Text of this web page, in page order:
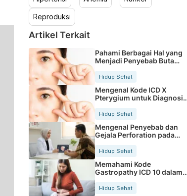
Reproduksi
Artikel Terkait
Pahami Berbagai Hal yang
Menjadi Penyebab Buta
Hidup Sehat
Mengenal Kode ICD X
Pterygium untuk Diagnosis
Hidup Sehat
Mengenal Penyebab dan
Gejala Perforation pada
Tubuh
Hidup Sehat
Memahami Kode
Gastropathy ICD 10 dalam
Rekam Medis Pasien
Hidup Sehat